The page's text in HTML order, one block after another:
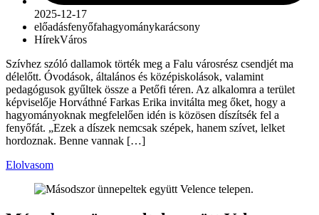
2025-12-17
előadásfenyőfahagyománykarácsony
HírekVáros
Szívhez szóló dallamok törték meg a Falu városrész csendjét ma
délelőtt. Óvodások, általános és középiskolások, valamint
pedagógusok gyűltek össze a Petőfi téren. Az alkalomra a terület
képviselője Horváthné Farkas Erika invitálta meg őket, hogy a
hagyományoknak megfelelően idén is közösen díszítsék fel a
fenyőfát. „Ezek a díszek nemcsak szépek, hanem szívet, lelket
hordoznak. Benne vannak […]
Elolvasom